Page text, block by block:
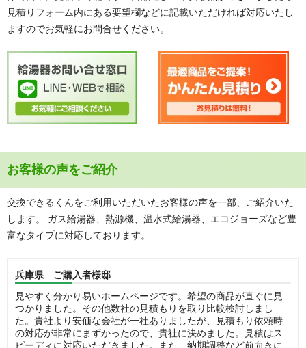
見積りフォーム内にある要望欄などに記載いただければ対応いたし
ますのでお気軽にお問合せください。
お客様の声をご紹介
交換できるくんをご利用いただいたお客様の声を一部、ご紹介いた
します。 ガス給湯器、熱源機、温水式給湯器、エコジョーズなど豊
富なタイプに対応しております。
兵庫県 ご購入者様邸
見やすく分かり易いホームページです。希望の商品が直ぐに見
つかりました。その他数社の見積もりを取り比較検討しまし
た。貴社より安価な会社が一社ありましたが、見積もり依頼時
の対応が非常にまずかったので、貴社に決めました。見積はス
ピーディに対応いただきました。また、納期調整など前向きに